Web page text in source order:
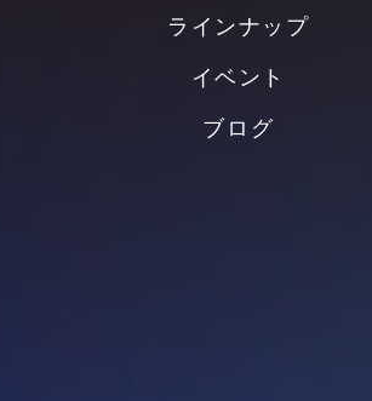
ラインナップ
イベント
ブログ